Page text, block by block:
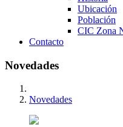
Ubicación
Población
CIC Zona
Contacto
Novedades
Novedades